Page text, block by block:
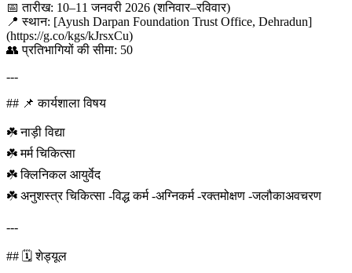
📅 तारीख: 10–11 जनवरी 2026 (शनिवार–रविवार)
📍 स्थान: [Ayush Darpan Foundation Trust Office, Dehradun]
(https://g.co/kgs/kJrsxCu)
👥 प्रतिभागियों की सीमा: 50
---
## 📌 कार्यशाला विषय
☘️ नाड़ी विद्या
☘️ मर्म चिकित्सा
☘️ क्लिनिकल आयुर्वेद
☘️ अनुशस्त्र चिकित्सा -विद्ध कर्म -अग्निकर्म -रक्तमोक्षण -जलौकाअवचरण
---
## 🗓️ शेड्यूल